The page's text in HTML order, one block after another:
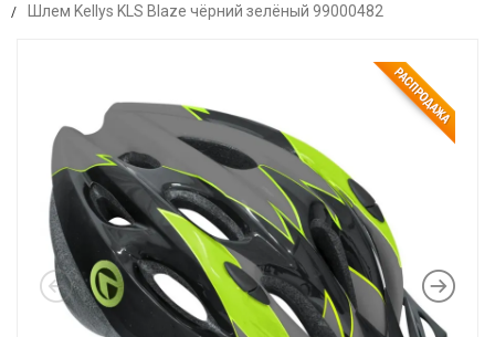
Шлем Kellys KLS Blaze чёрний зелёный 99000482